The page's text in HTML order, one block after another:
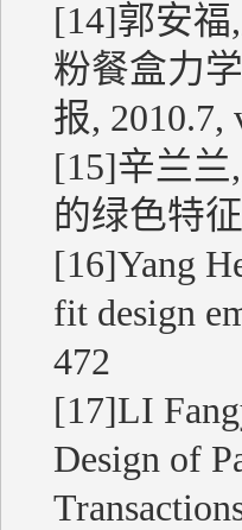
[14]郭安
粉餐盒力
报, 2010.7,
[15]辛兰
的绿色特
[16]Yang
fit design
472
[17]LI
Design of